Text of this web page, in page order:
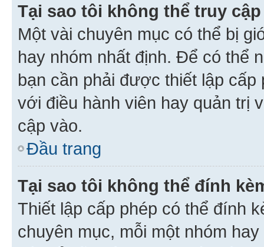
Tại sao tôi không thể truy
Một vài chuyên mục có thể bị
hay nhóm nhất định. Để có thể
bạn cần phải được thiết lập
với điều hành viên hay quản trị
cập vào.
Đầu trang
Tại sao tôi không thể đính
Thiết lập cấp phép có thể đính
chuyên mục, mỗi một nhóm